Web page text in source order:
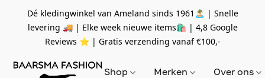
Dé kledingwinkel van Ameland sinds 1961🏝 | Snelle
levering 🚚 | Elke week nieuwe items🛍 | 4,8 Google
Reviews ⭐️ | Gratis verzending vanaf€100,-
Shop Merken Over ons